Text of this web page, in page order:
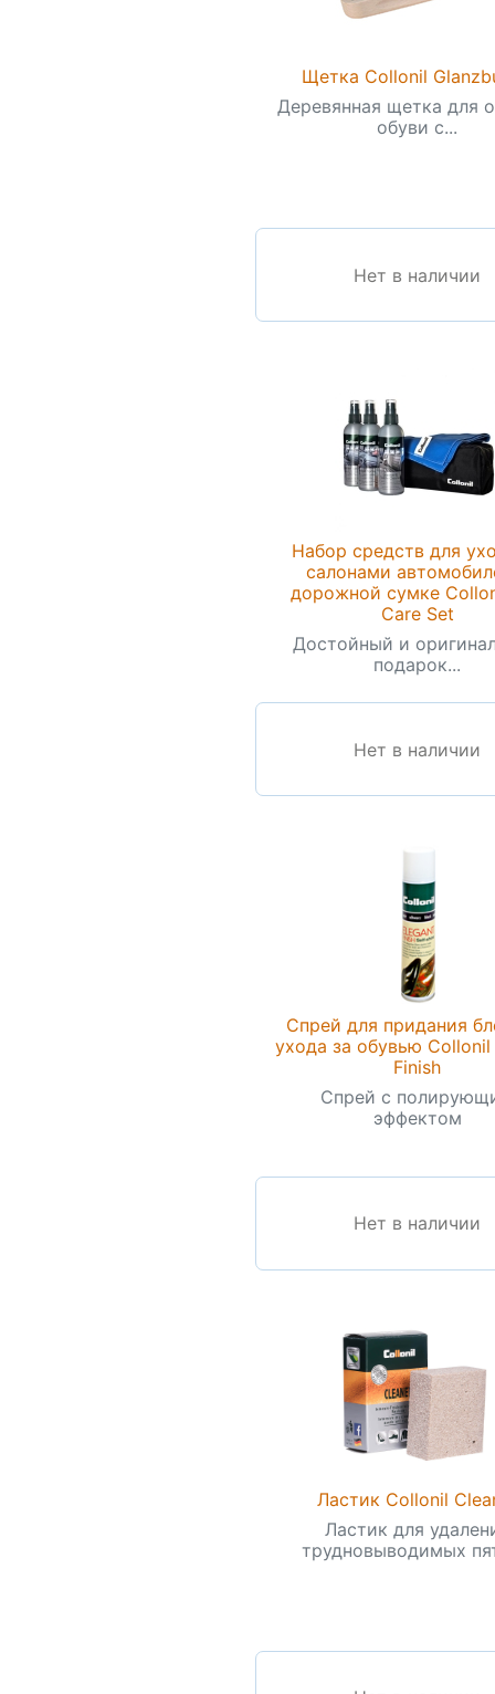
Щетка Collonil
Деревянная щетка для
обуви с...
Нет в наличии
Набор средств для
салонами
дорожной сумке
Care Set
Достойный и
подарок...
Нет в наличии
Спрей для придания
ухода за обувью Collonil
Finish
Спрей с
эффектом
Нет в наличии
Ластик Collonil
Ластик для
трудновыводимых